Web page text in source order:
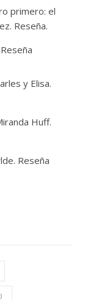
primero: el
Reseña.
y Elisa.
Huff.
Reseña